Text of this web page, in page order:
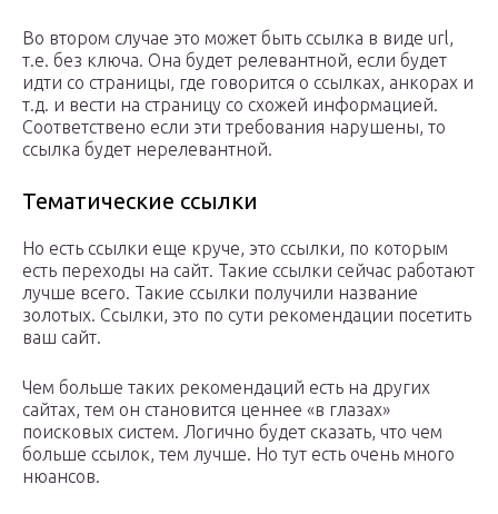
Во втором случае это может быть ссылка в виде url,
т.е. без ключа. Она будет релевантной, если будет
идти со страницы, где говорится о ссылках, анкорах и
т.д. и вести на страницу со схожей информацией.
Соответствено если эти требования нарушены, то
ссылка будет нерелевантной.
Тематические ссылки
Но есть ссылки еще круче, это ссылки, по которым
есть переходы на сайт. Такие ссылки сейчас работают
лучше всего. Такие ссылки получили название
золотых. Ссылки, это по сути рекомендации посетить
ваш сайт.
Чем больше таких рекомендаций есть на других
сайтах, тем он становится ценнее «в глазах»
поисковых систем. Логично будет сказать, что чем
больше ссылок, тем лучше. Но тут есть очень много
нюансов.